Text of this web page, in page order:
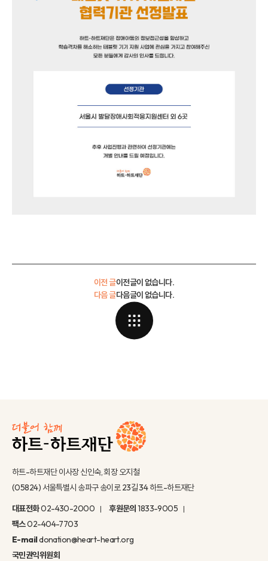
이전 글이전글이 없습니다.
다음글이 없습니다.
다음 글
하트-하트재단 이사장 신인숙, 회장 오지철
(05824) 서울특별시 송파구 송이로 23길 34 하트-하트재단
대표전화02-430-2000 후원문의1833-9005
팩스02-404-7703
E-maildonation@heart-heart.org
국민권익위원회